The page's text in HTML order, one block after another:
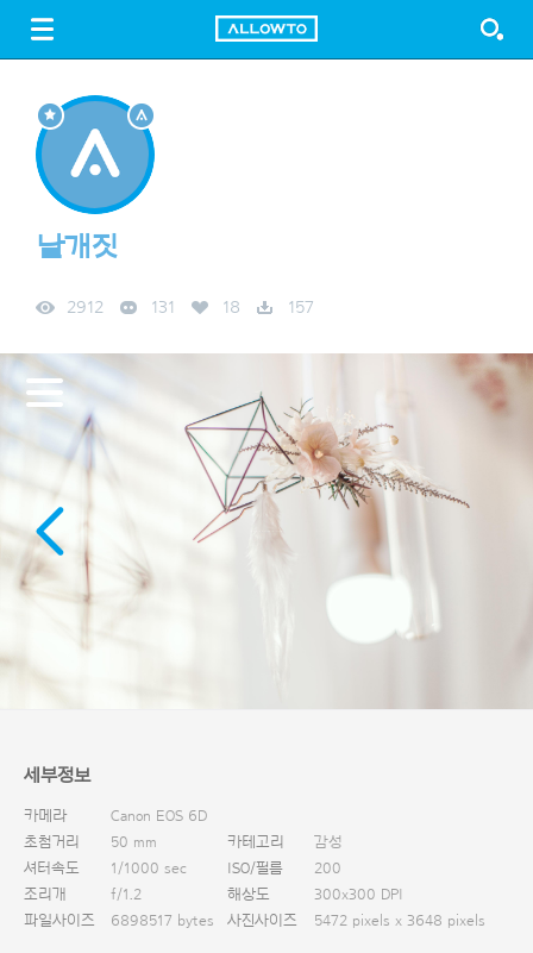
FREE DOWNLOAD
날개짓
2912 131 18 157
세부정보
카메라
Canon EOS 6D
초첨거리
50 mm 카테고리
감성
셔터속도
1/1000 sec ISO/필름
200
조리개
f/1.2 해상도
300x300 DPI
파일사이즈
6898517 bytes 사진사이즈 5472 pixels x 3648 pixels